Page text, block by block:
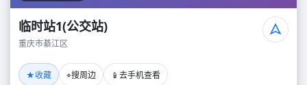
临时站1(公交站)
重庆市綦江区
★收藏 ⌖搜周边 📱 去手机查看